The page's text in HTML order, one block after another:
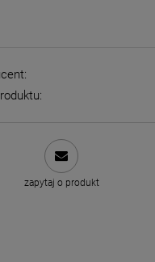
zapytaj o produkt